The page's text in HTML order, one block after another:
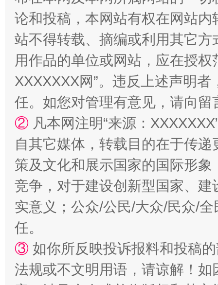
如何以同查同治破解风腐交织难题 养老服
一颗心始终滚烫 还
论和投稿，本网站有权在网站
站不得转载、摘编或利用其它
用作品的单位或网站，应在授
XXXXXXX网”。违反上述声明
任。如您对管理有意见，请向
② 凡本网注明“来源：
自其它媒体，转载目的在于传
策及文化和展示国家的国际形
竞争，对于建设创新型国家、
实意义；公众/公民/大众/民众/
任。
③ 如你所反映投诉报料和投稿
法规或不文明用语，请谅解！